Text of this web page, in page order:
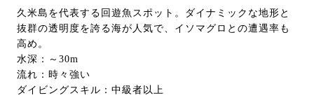
久米島を代表する回遊魚スポット。ダイナミックな地形と
抜群の透明度を誇る海が人気で、イソマグロとの遭遇率も
高め。
水深：～30m
流れ：時々強い
ダイビングスキル：中級者以上